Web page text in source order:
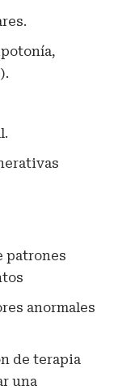
patrones
anormales
de terapia
una